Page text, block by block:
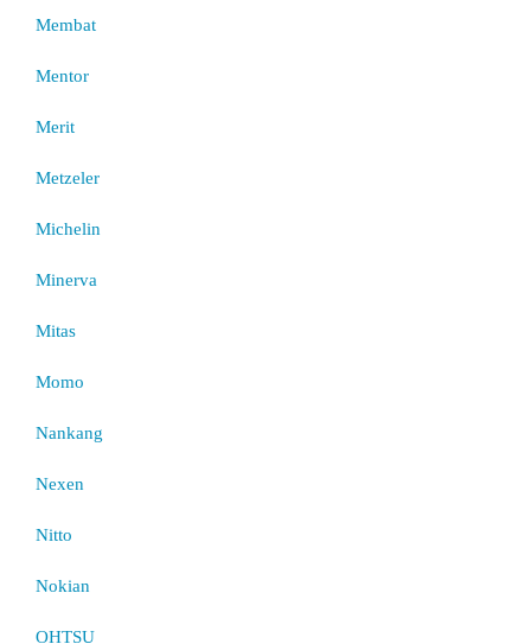
Membat
Mentor
Merit
Metzeler
Michelin
Minerva
Mitas
Momo
Nankang
Nexen
Nitto
Nokian
OHTSU